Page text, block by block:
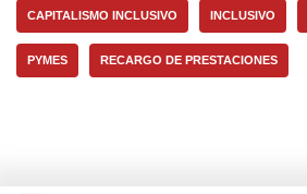
CAPITALISMO INCLUSIVO INCLUSIVO
PYMES RECARGO DE PRESTACIONES